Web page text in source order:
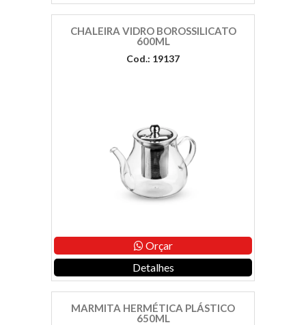
CHALEIRA VIDRO BOROSSILICATO
600ML
Cod.: 19137
Orçar
Detalhes
MARMITA HERMÉTICA PLÁSTICO
650ML